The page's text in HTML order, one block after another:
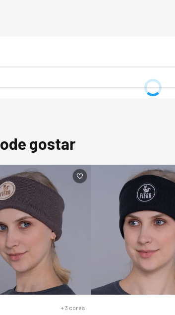
gostar
+ 3 cores